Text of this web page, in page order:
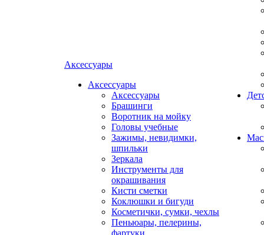
Аксессуары
Аксессуары
Аксессуары
Брашинги
Воротник на мойку
Головы учебные
Зажимы, невидимки,
шпильки
Зеркала
Инструменты для
окрашивания
Кисти сметки
Коклюшки и бигуди
Косметички, сумки, чехлы
Пеньюары, пелерины,
фартуки